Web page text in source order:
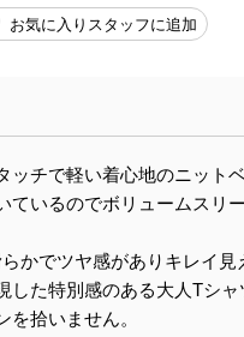
お気に入りスタッフに追加
ッチで軽い着心地のニットベ
ているのでボリュームスリ
かでツヤ感がありキレイ見
した特別感のある大人Tシャ
を拾いません。